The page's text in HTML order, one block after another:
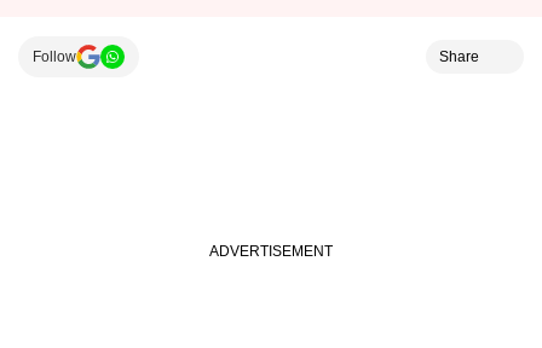
Follow Share